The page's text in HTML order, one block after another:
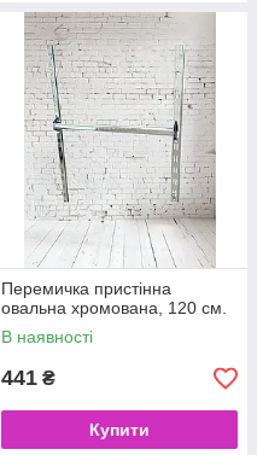
Перемичка пристінна
овальна хромована, 120 см.
В наявності
441 ₴
Купити